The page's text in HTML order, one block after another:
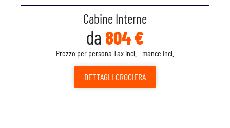
Cabine Interne
da 804 €
Prezzo per persona Tax Incl. - mance incl.
DETTAGLI CROCIERA